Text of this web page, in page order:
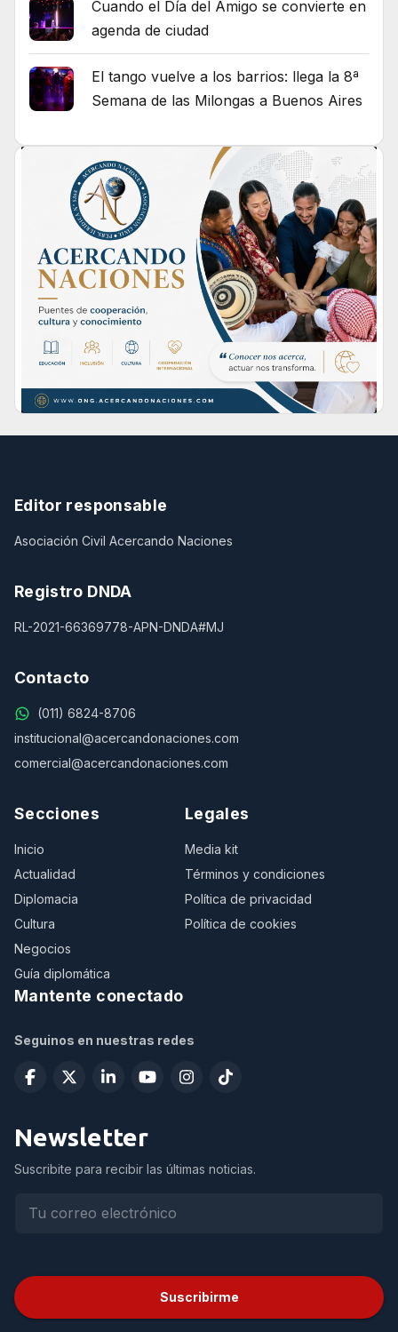
Cuando el Día del Amigo se convierte en
agenda de ciudad
El tango vuelve a los barrios: llega la 8ª
Semana de las Milongas a Buenos Aires
Editor responsable
Asociación Civil Acercando Naciones
Registro DNDA
RL-2021-66369778-APN-DNDA#MJ
Contacto
(011) 6824-8706
institucional@acercandonaciones.com
comercial@acercandonaciones.com
Secciones
Inicio
Actualidad
Diplomacia
Cultura
Negocios
Guía diplomática
Legales
Media kit
Términos y condiciones
Política de privacidad
Política de cookies
Mantente conectado
Seguinos en nuestras redes
Newsletter
Suscribite para recibir las últimas noticias.
Suscribirme